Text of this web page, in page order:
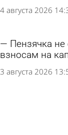
4 августа 2026
Пензячка
взносам на
3 августа 2026